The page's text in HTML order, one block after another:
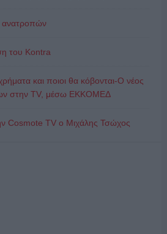
ανατροπών
του Kontra
και ποιοι θα κόβονται-Ο νέος
στην TV, μέσω ΕΚΚΟΜΕΔ
Cosmote TV o Μιχάλης Τσώχος